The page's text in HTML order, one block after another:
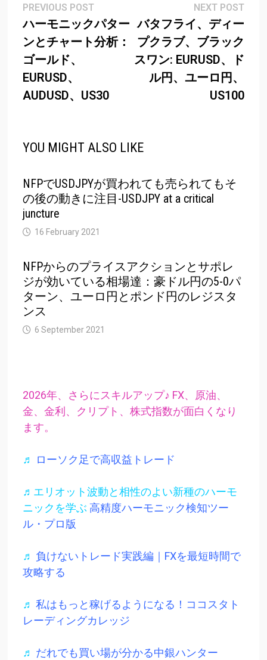
Post
navigation
PREVIOUS POSTPrevious
post:
ハーモニックパター
ンとチャート分析：
ゴールド、
EURUSD、
AUDUSD、US30
NEXT POSTNext
バタフライ、ディー
プクラブ、ブラック
スワン: EURUSD、ド
ル円、ユーロ円、
US100
YOU MIGHT ALSO LIKE
NFPでUSDJPYが買われても売られてもそ
の後の動きに注目-USDJPY at a critical
juncture
16 February 2021
NFPからのプライスアクションとサポレ
ジが効いている相場達：豪ドル円の5-0パ
ターン、ユーロ円とポンド円のレジスタ
ンス
6 September 2021
2026年、さらにスキルアップ♪ FX、原油、
金、金利、クリプト、株式指数が面白くなり
ます。
♬ ローソク足で高収益トレード
♬エリオット波動と相性のよい新種のハーモ
ニックを学ぶ 高精度ハーモニック検知ツー
ル・プロ版
♬ 負けないトレード実践編｜FXを最短時間で
攻略する
♬ 私はもっと稼げるようになる！ココスタト
レーディングカレッジ
♬ だれでも買い場が分かる中銀ハンター